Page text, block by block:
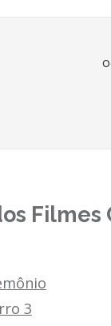
Filmes
3